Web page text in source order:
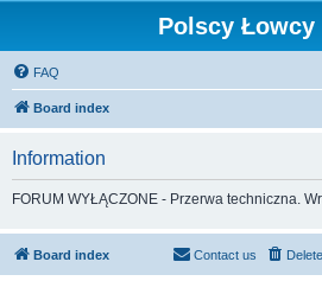
Polscy Łowcy
FAQ
Board index
Information
FORUM WYŁĄCZONE - Przerwa techniczna.
Board index Contact us